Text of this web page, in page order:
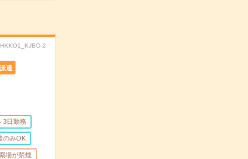
2
派遣
3日勤務
のみOK
場が禁煙